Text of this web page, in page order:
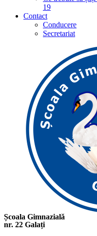
19
Contact
Conducere
Secretariat
Școala Gimnazială
nr. 22 Galați